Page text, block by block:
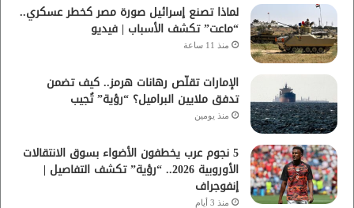
لماذا تصنع إسرائيل صورة مصر كخطر عسكري..
“ماعت” تكشف الأسباب | فيديو
منذ 11 ساعة
الإمارات تقلّص رهانات هرمز.. كيف تضمن
تدفق ملايين البراميل؟ “رؤية” تُجيب
منذ يومين
5 نجوم عرب يخطفون الأضواء بسوق الانتقالات
الأوروبية 2026.. “رؤية” تكشف التفاصيل |
إنفوجراف
منذ 3 أيام